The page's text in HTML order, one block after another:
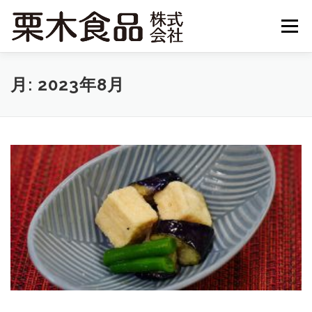
ツ
キ
ッ
メニ
HOME 栗木食品のこだわり
月: 2023年8月